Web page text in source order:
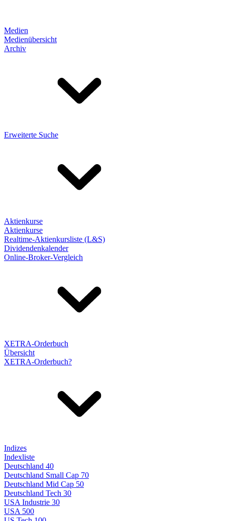
Medien
Medienübersicht
Archiv
Erweiterte Suche
Aktienkurse
Aktienkurse
Realtime-Aktienkursliste (L&S)
Dividendenkalender
Online-Broker-Vergleich
XETRA-Orderbuch
Übersicht
XETRA-Orderbuch?
Indizes
Indexliste
Deutschland 40
Deutschland Small Cap 70
Deutschland Mid Cap 50
Deutschland Tech 30
USA Industrie 30
USA 500